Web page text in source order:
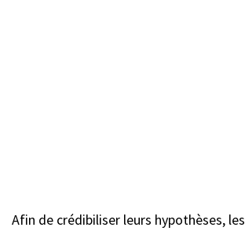
Afin de crédibiliser leurs hypothèses,